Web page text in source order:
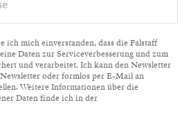
ich mich einverstanden, dass die Falstaff
Daten zur Serviceverbesserung und zum
und verarbeitet. Ich kann den Newsletter
oder formlos per E-Mail an
Weitere Informationen über die
Daten finde ich in der